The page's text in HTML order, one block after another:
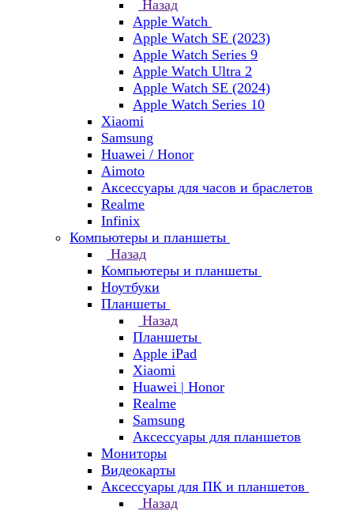
Назад
Apple Watch
Apple Watch SE (2023)
Apple Watch Series 9
Apple Watch Ultra 2
Apple Watch SE (2024)
Apple Watch Series 10
Xiaomi
Samsung
Huawei / Honor
Aimoto
Аксессуары для часов и браслетов
Realme
Infinix
Компьютеры и планшеты
Назад
Компьютеры и планшеты
Ноутбуки
Планшеты
Назад
Планшеты
Apple iPad
Xiaomi
Huawei | Honor
Realme
Samsung
Аксессуары для планшетов
Мониторы
Видеокарты
Аксессуары для ПК и планшетов
Назад